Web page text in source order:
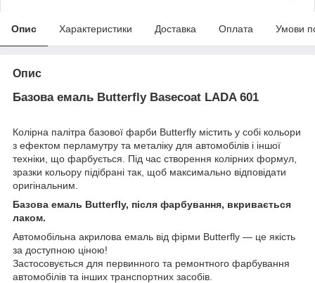
Опис Характеристики Доставка Оплата Умови
Опис
Базова емаль Butterfly Basecoat LADA 601
Колірна палітра базової фарби Butterfly містить у собі кольори
з ефектом перламутру та металіку для автомобілів і іншої
техніки, що фарбується. Під час створення колірних формул,
зразки кольору підібрані так, щоб максимально відповідати
оригінальним.
Базова емаль Butterfly, після фарбування, вкривається
лаком.
Автомобільна акрилова емаль від фірми Butterfly — це якість
за доступною ціною!
Застосовується для первинного та ремонтного фарбування
автомобілів та інших транспортних засобів.